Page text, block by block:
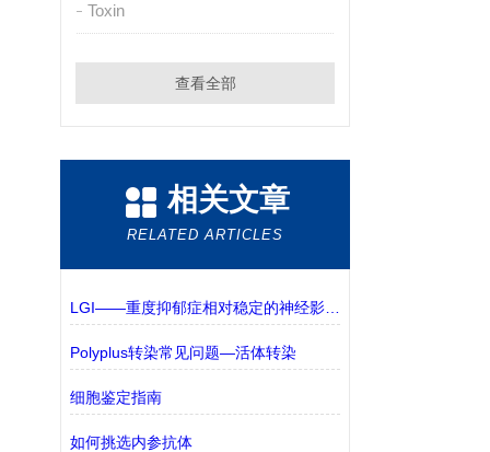
Toxin
查看全部
相关文章
RELATED ARTICLES
LGI——重度抑郁症相对稳定的神经影像学标志物
Polyplus转染常见问题—活体转染
细胞鉴定指南
如何挑选内参抗体